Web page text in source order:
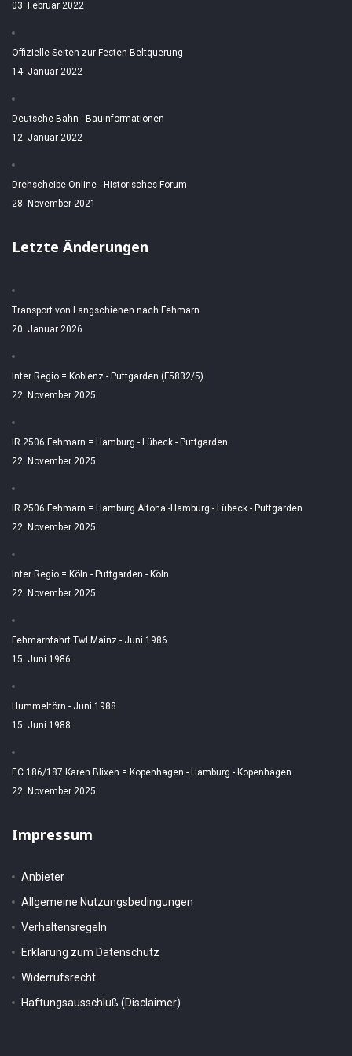
03. Februar 2022
Offizielle Seiten zur Festen Beltquerung
14. Januar 2022
Deutsche Bahn - Bauinformationen
12. Januar 2022
Drehscheibe Online - Historisches Forum
28. November 2021
Letzte Änderungen
Transport von Langschienen nach Fehmarn
20. Januar 2026
Inter Regio = Koblenz - Puttgarden (F5832/5)
22. November 2025
IR 2506 Fehmarn = Hamburg - Lübeck - Puttgarden
22. November 2025
IR 2506 Fehmarn = Hamburg Altona -Hamburg - Lübeck - Puttgarden
22. November 2025
Inter Regio = Köln - Puttgarden - Köln
22. November 2025
Fehmarnfahrt Twl Mainz - Juni 1986
15. Juni 1986
Hummeltörn - Juni 1988
15. Juni 1988
EC 186/187 Karen Blixen = Kopenhagen - Hamburg - Kopenhagen
22. November 2025
Impressum
Anbieter
Allgemeine Nutzungsbedingungen
Verhaltensregeln
Erklärung zum Datenschutz
Widerrufsrecht
Haftungsausschluß (Disclaimer)